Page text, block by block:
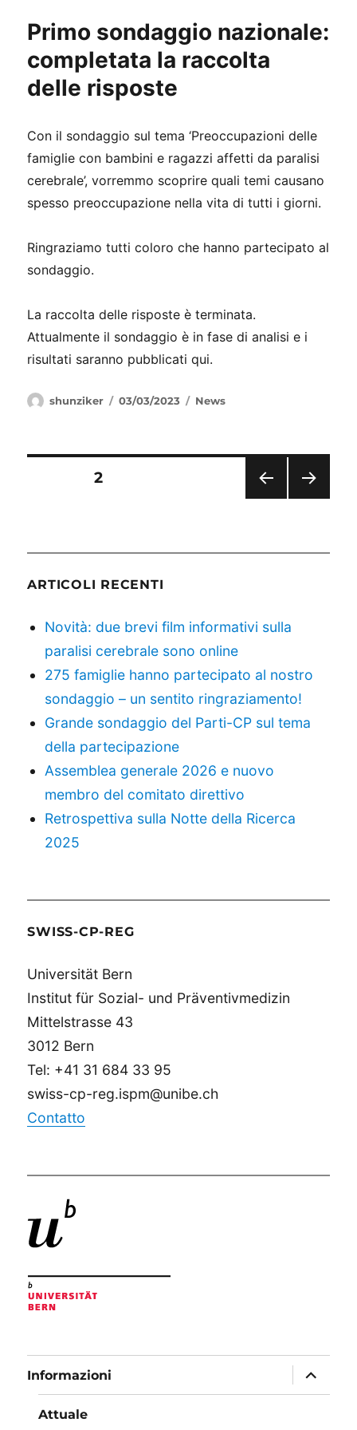
Primo sondaggio nazionale:
completata la raccolta
delle risposte
Con il sondaggio sul tema ‘Preoccupazioni delle
famiglie con bambini e ragazzi affetti da paralisi
cerebrale’, vorremmo scoprire quali temi causano
spesso preoccupazione nella vita di tutti i giorni.
Ringraziamo tutti coloro che hanno partecipato al
sondaggio.
La raccolta delle risposte è terminata.
Attualmente il sondaggio è in fase di analisi e i
risultati saranno pubblicati qui.
Autore
shunziker
Pubblicato
03/03/2023 Categorie
News
Paginazione
articoli
CED
PAGINA2
CESS
ARTICOLI RECENTI
Novità: due brevi film informativi sulla
paralisi cerebrale sono online
275 famiglie hanno partecipato al nostro
sondaggio – un sentito ringraziamento!
Grande sondaggio del Parti-CP sul tema
della partecipazione
Assemblea generale 2026 e nuovo
membro del comitato direttivo
Retrospettiva sulla Notte della Ricerca
2025
SWISS-CP-REG
Universität Bern
Institut für Sozial- und Präventivmedizin
Mittelstrasse 43
3012 Bern
Tel: +41 31 684 33 95
swiss-cp-reg.ispm@unibe.ch
Contatto
Informazioni
apri
i
menu
Attuale